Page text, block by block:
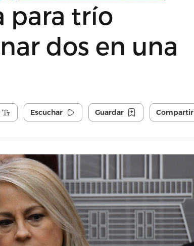
para trío
dos en una
Escuchar Guardar Compartir